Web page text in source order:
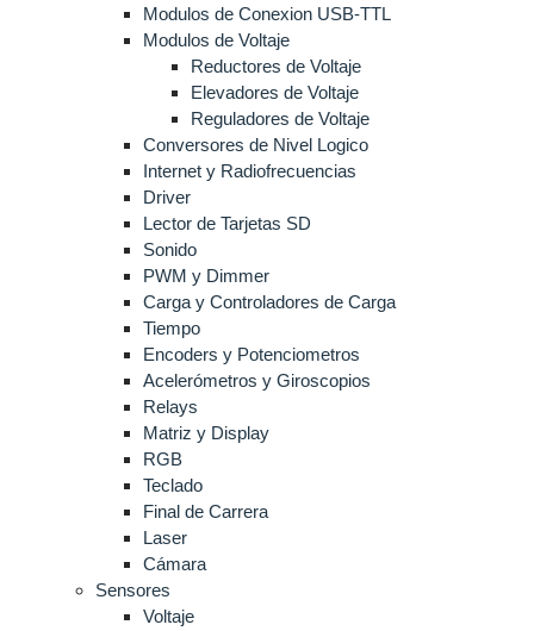
Modulos de Conexion USB-TTL
Modulos de Voltaje
Reductores de Voltaje
Elevadores de Voltaje
Reguladores de Voltaje
Conversores de Nivel Logico
Internet y Radiofrecuencias
Driver
Lector de Tarjetas SD
Sonido
PWM y Dimmer
Carga y Controladores de Carga
Tiempo
Encoders y Potenciometros
Acelerómetros y Giroscopios
Relays
Matriz y Display
RGB
Teclado
Final de Carrera
Laser
Cámara
Sensores
Voltaje